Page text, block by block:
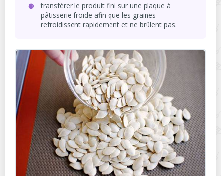
transférer le produit fini sur une plaque à
pâtisserie froide afin que les graines
refroidissent rapidement et ne brûlent pas.